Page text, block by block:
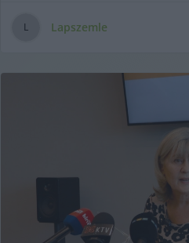
L Lapszemle